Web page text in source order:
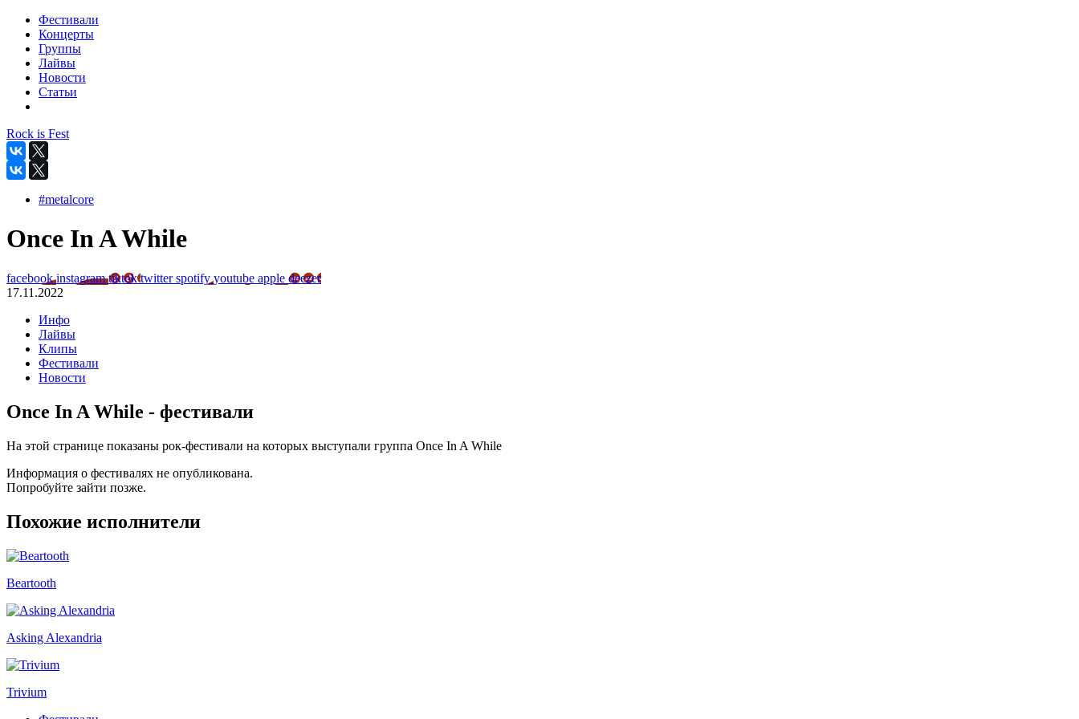
Фестивали
Концерты
Группы
Лайвы
Новости
Статьи
Rock is Fest
#metalcore
Once In A While
facebookinstagramtiktoktwitterspotifyyoutube apple deezer
17.11.2022
Инфо
Лайвы
Клипы
Фестивали
Новости
Once In A While - фестивали
На этой странице показаны рок-фестивали на которых выступали группа Once In A While
Информация о фестивалях не опубликована.
Попробуйте зайти позже.
Похожие исполнители
Beartooth
Asking Alexandria
Trivium